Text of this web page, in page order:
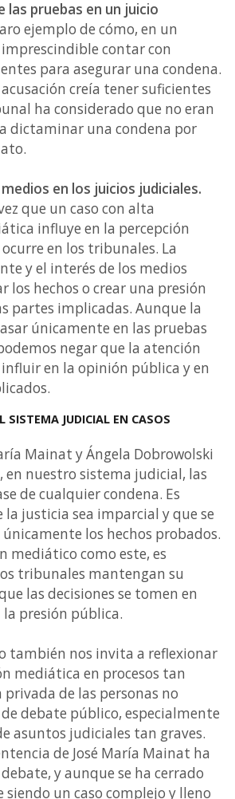
las pruebas en un juicio
ejemplo de cómo, en un
imprescindible contar con
para asegurar una condena.
creía tener suficientes
ha considerado que no eran
dictaminar una condena por
en los juicios judiciales.
que un caso con alta
influye en la percepción
en los tribunales. La
y el interés de los medios
los hechos o crear una presión
partes implicadas. Aunque la
únicamente en las pruebas
negar que la atención
en la opinión pública y en
SISTEMA JUDICIAL EN CASOS
Mainat y Ángela Dobrowolski
en nuestro sistema judicial, las
de cualquier condena. Es
justicia sea imparcial y que se
los hechos probados.
mediático como este, es
tribunales mantengan su
las decisiones se tomen en
la presión pública.
también nos invita a reflexionar
mediática en procesos tan
privada de las personas no
debate público, especialmente
asuntos judiciales tan graves.
de José María Mainat ha
y aunque se ha cerrado
un caso complejo y lleno